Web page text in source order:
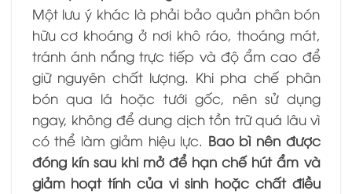
Một lưu ý khác là phải bảo quản phân bón
hữu cơ khoáng ở nơi khô ráo, thoáng mát,
tránh ánh nắng trực tiếp và độ ẩm cao để
giữ nguyên chất lượng. Khi pha chế phân
bón qua lá hoặc tưới gốc, nên sử dụng
ngay, không để dung dịch tồn trữ quá lâu vì
có thể làm giảm hiệu lực. Bao bì nên được
đóng kín sau khi mở để hạn chế hút ẩm và
giảm hoạt tính của vi sinh hoặc chất điều